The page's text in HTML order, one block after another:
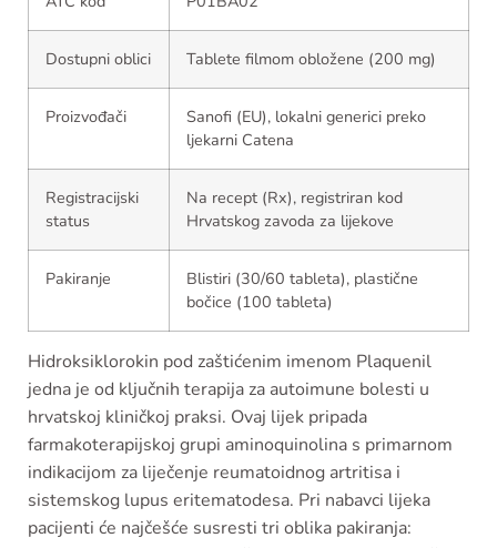
Dostupni oblici Tablete filmom obložene (200 mg)
Proizvođači
Sanofi (EU), lokalni generici preko
ljekarni Catena
Registracijski
status
Na recept (Rx), registriran kod
Hrvatskog zavoda za lijekove
Pakiranje
Blistiri (30/60 tableta), plastične
bočice (100 tableta)
Hidroksiklorokin pod zaštićenim imenom Plaquenil
jedna je od ključnih terapija za autoimune bolesti u
hrvatskoj kliničkoj praksi. Ovaj lijek pripada
farmakoterapijskoj grupi aminoquinolina s primarnom
indikacijom za liječenje reumatoidnog artritisa i
sistemskog lupus eritematodesa. Pri nabavci lijeka
pacijenti će najčešće susresti tri oblika pakiranja: